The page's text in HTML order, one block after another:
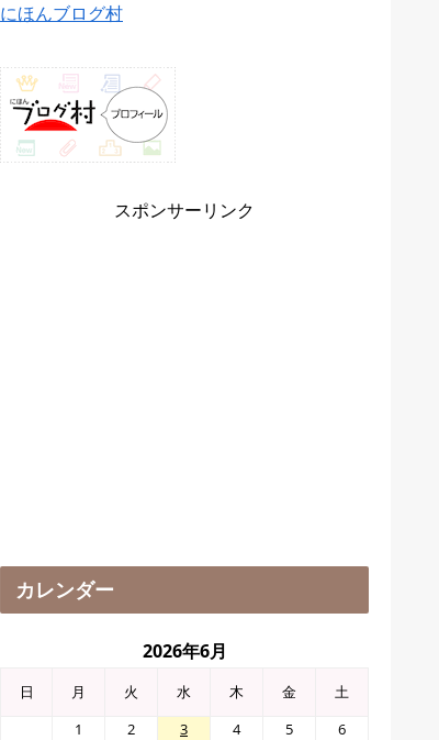
にほんブログ村
スポンサーリンク
カレンダー
2026年6月
日 月 火 水 木 金
土
1
2 3 4 5
6